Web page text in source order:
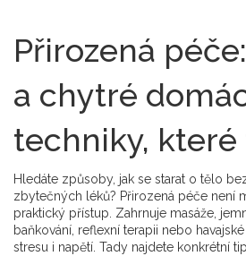
Přirozená
a chytré
techniky,
Hledáte způsoby, jak se starat o tělo
zbytečných léků? Přirozená péče není
praktický přístup. Zahrnuje masáže,
baňkování, reflexní terapii nebo
stresu i napětí. Tady najdete konkrétní